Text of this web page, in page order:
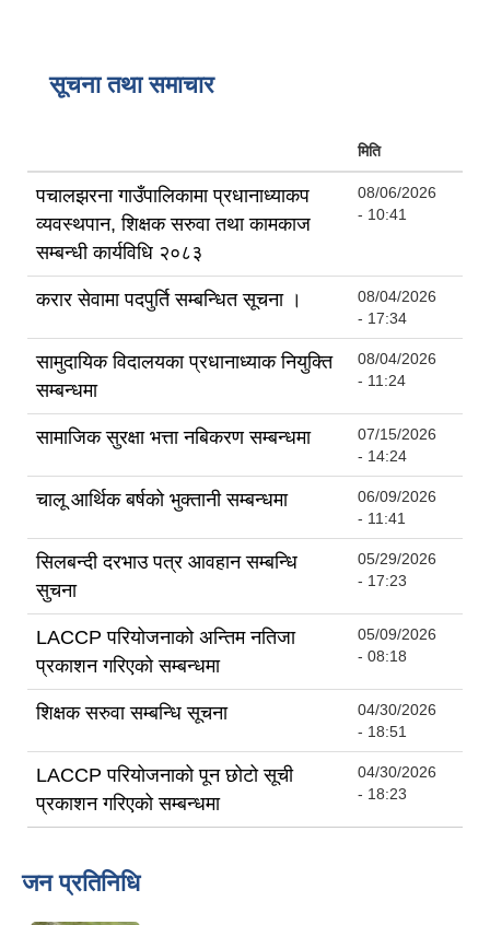
सूचना तथा समाचार
मिति
पचालझरना गाउँपालिकामा प्रधानाध्याकप
व्यवस्थपान, शिक्षक सरुवा तथा कामकाज
सम्बन्धी कार्यविधि २०८३
08/06/2026
- 10:41
करार सेवामा पदपुर्ति सम्बन्धित सूचना ।
08/04/2026
- 17:34
सामुदायिक विदालयका प्रधानाध्याक नियुक्ति
सम्बन्धमा
08/04/2026
- 11:24
सामाजिक सुरक्षा भत्ता नबिकरण सम्बन्धमा
07/15/2026
- 14:24
चालू आर्थिक बर्षको भुक्तानी सम्बन्धमा
06/09/2026
- 11:41
सिलबन्दी दरभाउ पत्र आवहान सम्बन्धि
सुचना
05/29/2026
- 17:23
LACCP परियोजनाको अन्तिम नतिजा
प्रकाशन गरिएको सम्बन्धमा
05/09/2026
- 08:18
शिक्षक सरुवा सम्बन्धि सूचना
04/30/2026
- 18:51
LACCP परियोजनाको पून छोटो सूची
प्रकाशन गरिएको सम्बन्धमा
04/30/2026
- 18:23
जन प्रतिनिधि